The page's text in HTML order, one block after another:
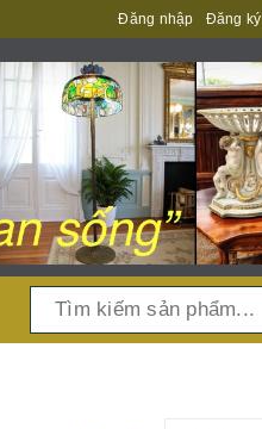
Đăng nhập Đăng ký